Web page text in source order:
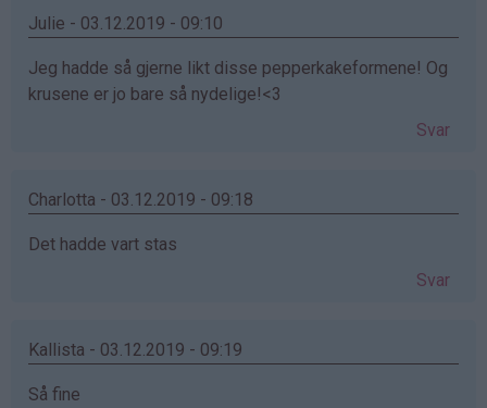
Julie - 03.12.2019 - 09:10
Jeg hadde så gjerne likt disse pepperkakeformene! Og
krusene er jo bare så nydelige!<3
Svar
Charlotta - 03.12.2019 - 09:18
Det hadde vart stas
Svar
Kallista - 03.12.2019 - 09:19
Så fine